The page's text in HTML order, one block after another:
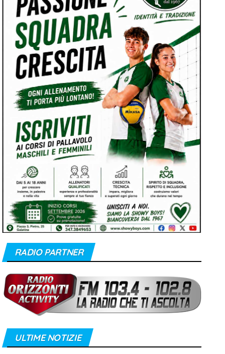
RADIO PARTNER
ULTIME NOTIZIE